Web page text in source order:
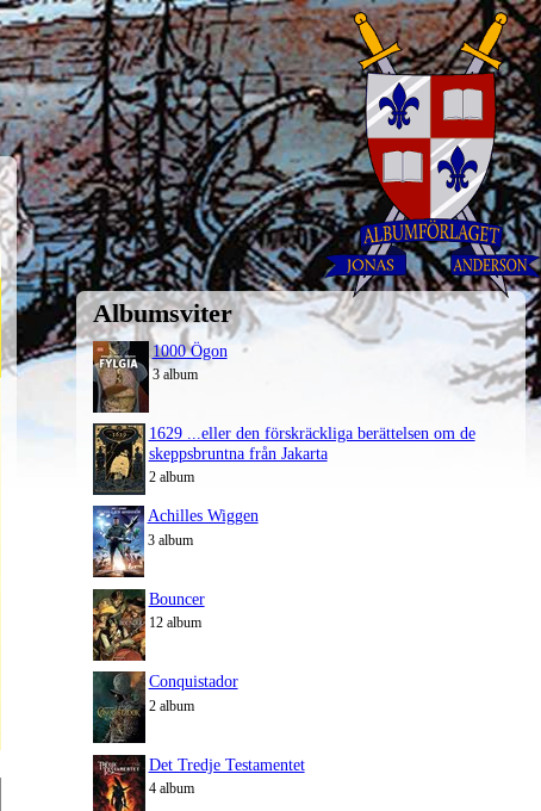
Albumsviter
1000 Ögon
3 album
1629 ...eller den förskräckliga berättelsen om de
skeppsbruntna från Jakarta
2 album
Achilles Wiggen
3 album
Bouncer
12 album
Conquistador
2 album
Det Tredje Testamentet
4 album